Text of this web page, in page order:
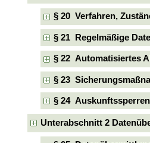
§ 20 Verfahren,
§ 21 Regelmäßige
§ 22 Automatisiertes
§ 23
§ 24 Auskunftssperren
Unterabschnitt 2